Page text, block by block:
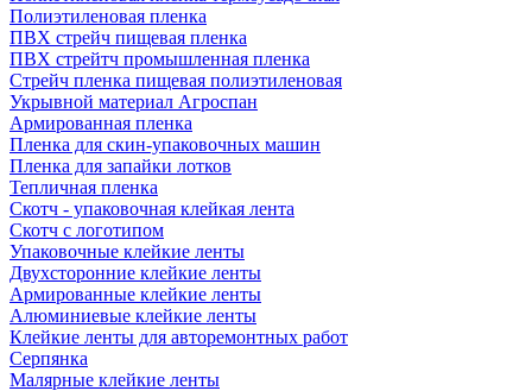
Полиэтиленовая пленка
ПВХ стрейч пищевая пленка
ПВХ стрейтч промышленная пленка
Стрейч пленка пищевая полиэтиленовая
Укрывной материал Агроспан
Армированная пленка
Пленка для скин-упаковочных машин
Пленка для запайки лотков
Тепличная пленка
Скотч - упаковочная клейкая лента
Скотч с логотипом
Упаковочные клейкие ленты
Двухсторонние клейкие ленты
Армированные клейкие ленты
Алюминиевые клейкие ленты
Клейкие ленты для авторемонтных работ
Серпянка
Малярные клейкие ленты